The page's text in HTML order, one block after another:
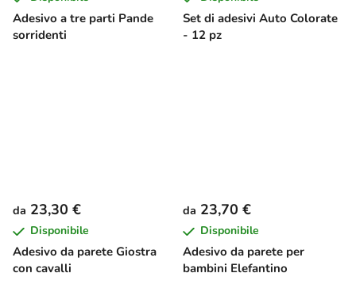
Adesivo a tre parti Pande
sorridenti
Set di adesivi Auto Colorate
- 12 pz
Adesivo da parete Giostra
con cavalli
da 23,30 €
Disponibile
Adesivo da parete per
bambini Elefantino
da 23,70 €
Disponibile